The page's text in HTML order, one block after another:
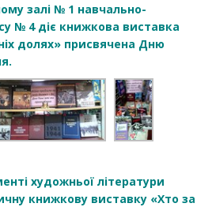
залі № 1 навчально-
№ 4 діє книжкова виставка
долях» присвячена Дню
художньої літератури
книжкову виставку «Хто за